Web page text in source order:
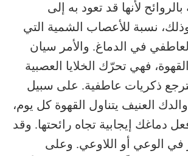
لأنها قد تعود به إلى
نسبة للأعصاب الشمية التي
في الدماغ. والأمر سيان
فهي تحرّك الخلايا العصبية
ذكريات عاطفية. على سبيل
والدك العنيف يتناول القهوة كل يوم،
دماغك إيجابية تجاه رائحتها. وقد
في الوعي أو اللاوعي. وعلى